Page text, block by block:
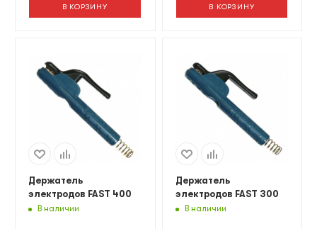
В КОРЗИНУ В КОРЗИНУ
Держатель
электродов FAST 400
В наличии
Держатель
электродов FAST 300
В наличии